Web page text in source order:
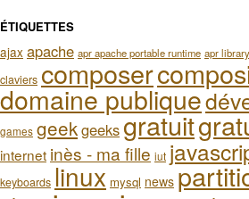
ÉTIQUETTES
ajax apache apr apache portable runtime apr library
claviers composer
domaine publique
games geekgeeksgratuit
internet inès - ma fille iut
keyboards linux mysql news